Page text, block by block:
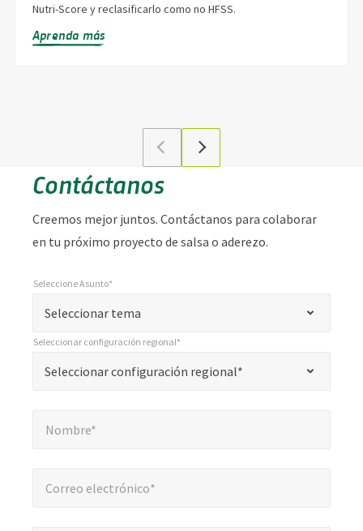
Nutri-Score y reclasificarlo como no HFSS.
Aprenda más
Contáctanos
Creemos mejor juntos. Contáctanos para colaborar
en tu próximo proyecto de salsa o aderezo.
"
indica
Seleccionar tema
Seleccione Asunto*
Seleccionar configuración regional*
Seleccionar configuración regional*
Nombre*
Correo electrónico*